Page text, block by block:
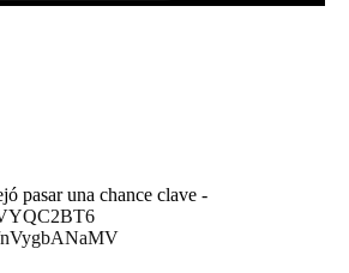
pasar una chance clave -